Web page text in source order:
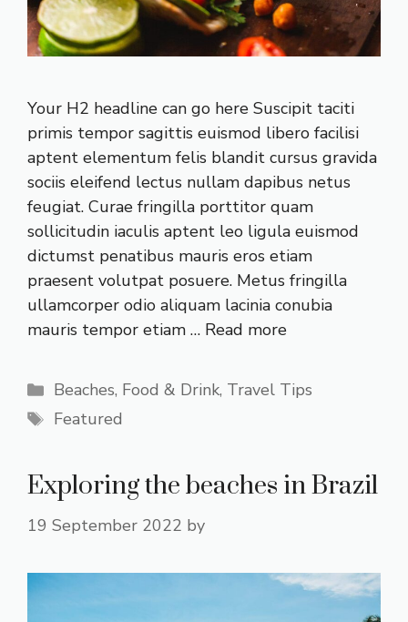
Your H2 headline can go here Suscipit taciti
primis tempor sagittis euismod libero facilisi
aptent elementum felis blandit cursus gravida
sociis eleifend lectus nullam dapibus netus
feugiat. Curae fringilla porttitor quam
sollicitudin iaculis aptent leo ligula euismod
dictumst penatibus mauris eros etiam
praesent volutpat posuere. Metus fringilla
ullamcorper odio aliquam lacinia conubia
mauris tempor etiam … Read more
Categories
Beaches, Food & Drink, Travel Tips
Tags
Featured
Exploring the beaches in Brazil
19 September 2022 by